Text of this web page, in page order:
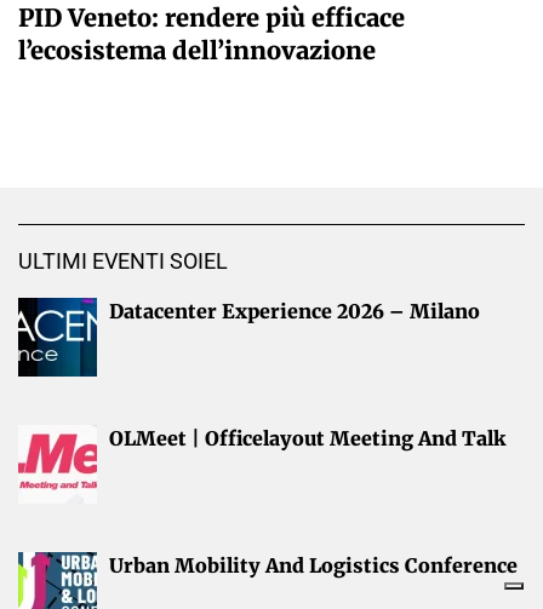
PID Veneto: rendere più efficace
l’ecosistema dell’innovazione
ULTIMI EVENTI SOIEL
Datacenter Experience 2026 – Milano
OLMeet | Officelayout Meeting And Talk
Urban Mobility And Logistics Conference